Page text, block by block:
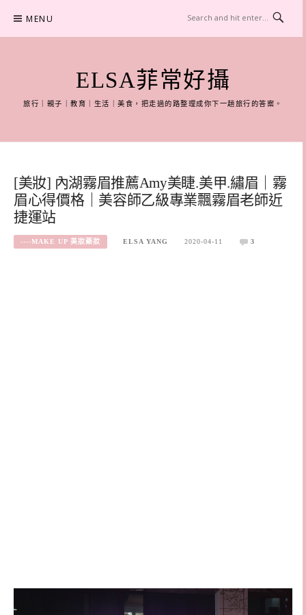
content
MENU
ELSA菲常好攝
旅行｜親子｜教育｜生活｜美食，把走過的路整理成你下一趟旅行的答案。
[美妝] 內湖霧眉推薦Amy美睫.美甲.繡眉｜霧
眉心得價格｜美容師乙級專業飄霧眉老師近
捷運站
----MAKE UP 美妝藥妝 ELSA YANG 2020-04-11 3